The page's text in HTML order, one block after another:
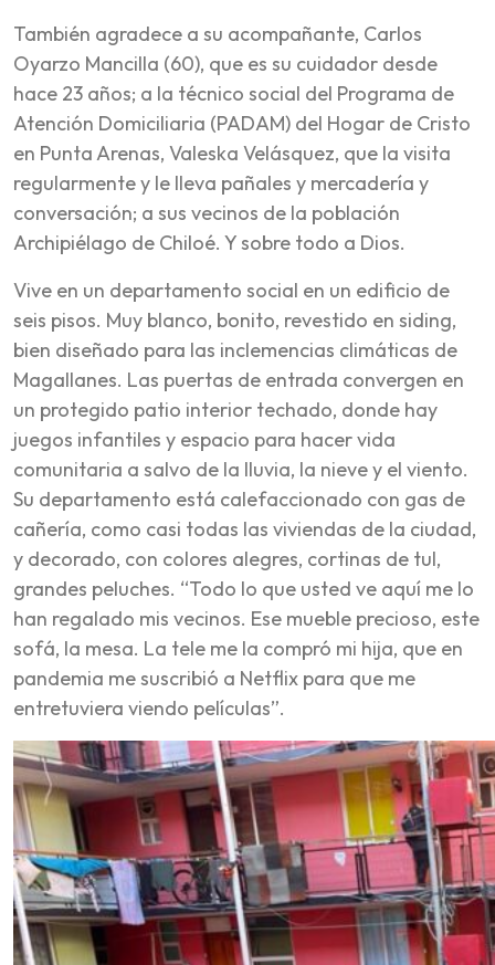
También agradece a su acompañante, Carlos
Oyarzo Mancilla (60), que es su cuidador desde
hace 23 años; a la técnico social del Programa de
Atención Domiciliaria (PADAM) del Hogar de Cristo
en Punta Arenas, Valeska Velásquez, que la visita
regularmente y le lleva pañales y mercadería y
conversación; a sus vecinos de la población
Archipiélago de Chiloé. Y sobre todo a Dios.
Vive en un departamento social en un edificio de
seis pisos. Muy blanco, bonito, revestido en siding,
bien diseñado para las inclemencias climáticas de
Magallanes. Las puertas de entrada convergen en
un protegido patio interior techado, donde hay
juegos infantiles y espacio para hacer vida
comunitaria a salvo de la lluvia, la nieve y el viento.
Su departamento está calefaccionado con gas de
cañería, como casi todas las viviendas de la ciudad,
y decorado, con colores alegres, cortinas de tul,
grandes peluches. “Todo lo que usted ve aquí me lo
han regalado mis vecinos. Ese mueble precioso, este
sofá, la mesa. La tele me la compró mi hija, que en
pandemia me suscribió a Netflix para que me
entretuviera viendo películas”.